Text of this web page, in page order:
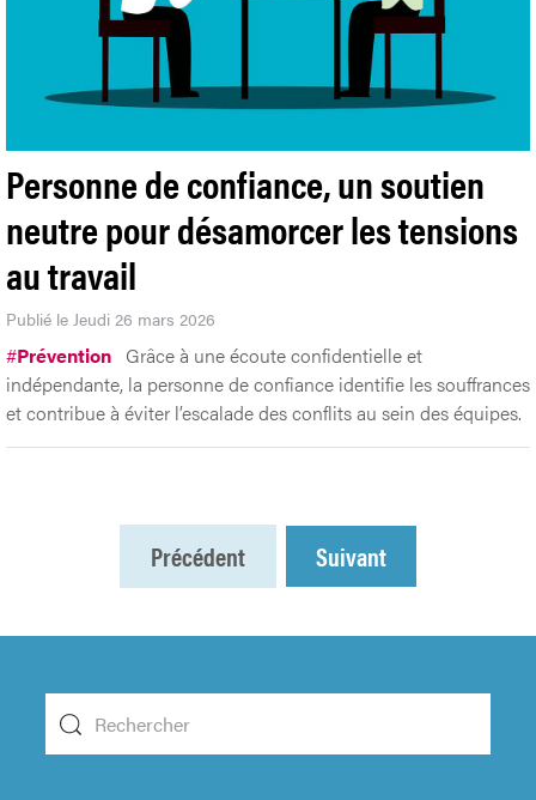
Personne de confiance, un soutien
neutre pour désamorcer les tensions
au travail
Publié le Jeudi 26 mars 2026
#Prévention Grâce à une écoute confidentielle et
indépendante, la personne de confiance identifie les souffrances
et contribue à éviter l’escalade des conflits au sein des équipes.
Précédent Suivant